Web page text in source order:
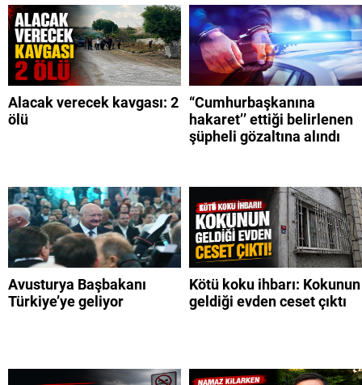
Alacak verecek kavgası: 2
ölü
“Cumhurbaşkanına
hakaret’’ ettiği belirlenen
şüpheli gözaltına alındı
Avusturya Başbakanı
Türkiye’ye geliyor
Kötü koku ihbarı: Kokunun
geldiği evden ceset çıktı